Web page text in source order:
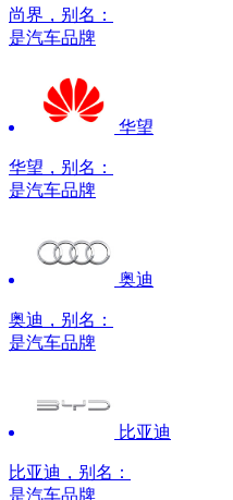
尚界，别名：
是汽车品牌
华望
华望，别名：
是汽车品牌
奥迪
奥迪，别名：
是汽车品牌
比亚迪
比亚迪，别名：
是汽车品牌